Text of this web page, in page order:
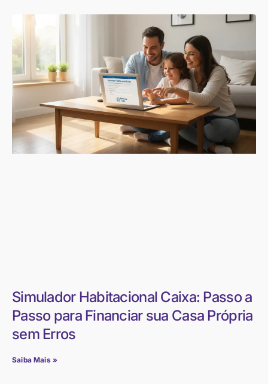
Simulador Habitacional Caixa: Passo a
Passo para Financiar sua Casa Própria
sem Erros
Saiba Mais »